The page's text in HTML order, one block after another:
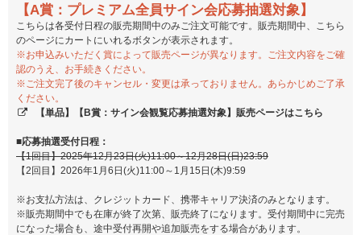
【A賞：プレミアム全員サイン会応募抽選対象】
こちらは各受付日程の販売期間中のみご注文可能です。販売期間中、こちら
のページにカートにいれるボタンが表示されます。
※お申込みいただく賞によって販売ページが異なります。ご注文内容をご確
認のうえ、お手続きください。
※ご注文完了後のキャンセル・変更は承っておりません。あらかじめご了承
ください。
【単品】【B賞：サイン会観覧応募抽選対象】販売ページはこちら
■応募抽選受付日程：
【1回目】2025年12月23日(火)11:00～12月28日(日)23:59
【2回目】2026年1月6日(火)11:00～1月15日(木)9:59
※お支払方法は、クレジットカード、携帯キャリア決済のみとなります。
※販売期間中でも在庫が終了次第、販売終了になります。受付期間中に完売
になった場合も、途中受付再開や追加販売をする場合があります。